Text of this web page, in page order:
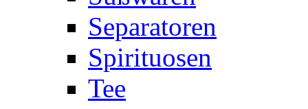
Separatoren
Spirituosen
Tee